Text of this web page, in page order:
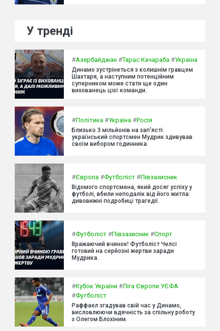
У тренді
#Азербайджан #Тарас Качараба #Україна
Динамо зустрінеться з колишнім гравцем
Шахтаря, а наступним потенційним
суперником може стати ще один
вихованець цієї команди.
#Політика #Україна #Росія
Близько 3 мільйонів на зап'ясті:
український спортсмен Мудрик здивував
своїм вибором годинника.
#Європа #Футболіст #Півзахисник
Відомого спортсмена, який досяг успіху у
футболі, вбили неподалік від його житла:
дивовижні подробиці трагедії.
#Футболіст #Півзахисник #Спорт
Вражаючий вчинок! Футболіст Челсі
готовий на серйозні жертви заради
Мудрика.
#Кубок України #Ліга Європи УЄФА
#Футболіст
Раффаел згадував свій час у Динамо,
висловлюючи вдячність за спільну роботу
з Олегом Блохіним.